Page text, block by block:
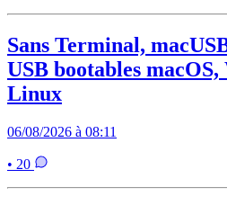
Sans Terminal,
USB bootables
Linux
06/08/2026 à 08:11
• 20